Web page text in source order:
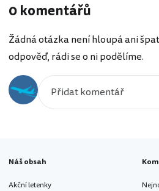
0 komentářů
Žádná otázka není hloupá ani
odpověď, rádi se o ni podělíme.
Náš obsah
Akční letenky